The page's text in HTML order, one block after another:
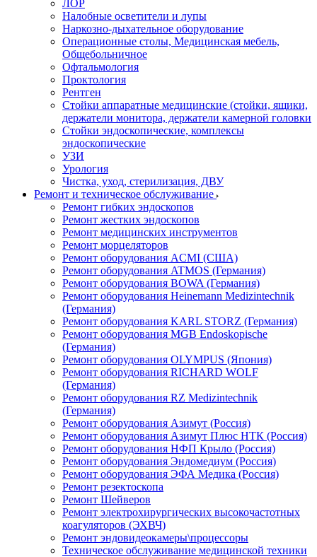
ЛОР
Налобные осветители и лупы
Наркозно-дыхательное оборудование
Операционные столы, Медицинская мебель,
Общебольничное
Офтальмология
Проктология
Рентген
Стойки аппаратные медицинские (стойки, ящики,
держатели монитора, держатели камерной головки
Стойки эндоскопические, комплексы
эндоскопические
УЗИ
Урология
Чистка, уход, стерилизация, ДВУ
Ремонт и техническое обслуживание
Ремонт гибких эндоскопов
Ремонт жестких эндоскопов
Ремонт медицинских инструментов
Ремонт морцеляторов
Ремонт оборудования ACMI (США)
Ремонт оборудования ATMOS (Германия)
Ремонт оборудования BOWA (Германия)
Ремонт оборудования Heinemann Medizintechnik
(Германия)
Ремонт оборудования KARL STORZ (Германия)
Ремонт оборудования MGB Endoskopische
(Германия)
Ремонт оборудования OLYMPUS (Япония)
Ремонт оборудования RICHARD WOLF
(Германия)
Ремонт оборудования RZ Medizintechnik
(Германия)
Ремонт оборудования Азимут (Россия)
Ремонт оборудования Азимут Плюс НТК (Россия)
Ремонт оборудования НФП Крыло (Россия)
Ремонт оборудования Эндомедиум (Россия)
Ремонт оборудования ЭФА Медика (Россия)
Ремонт резектоскопа
Ремонт Шейверов
Ремонт электрохирургических высокочастотных
коагуляторов (ЭХВЧ)
Ремонт эндовидеокамеры\процессоры
Техническое обслуживание медицинской техники